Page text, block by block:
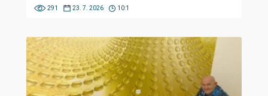
291 23. 7. 2026 10:1